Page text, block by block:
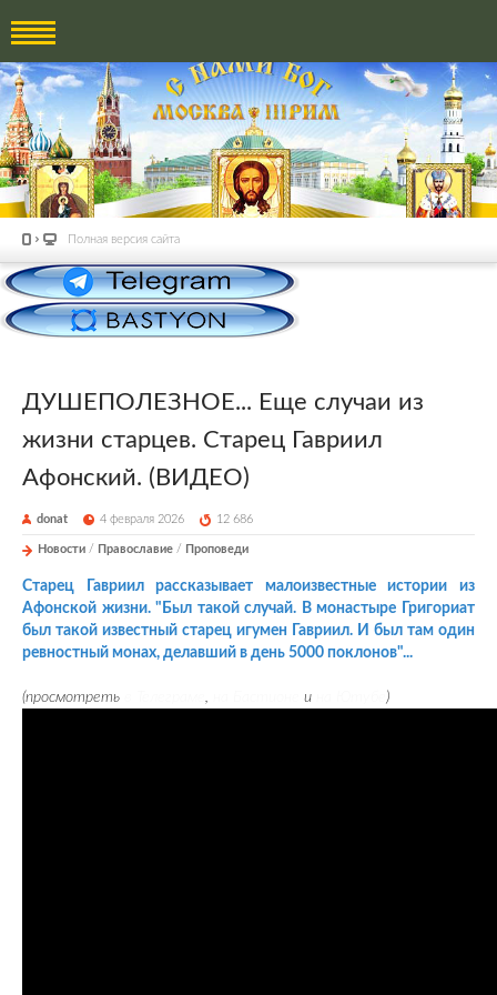
Полная версия сайта
ДУШЕПОЛЕЗНОЕ... Еще случаи из
жизни старцев. Старец Гавриил
Афонский. (ВИДЕО)
donat 4 февраля 2026 12 686
Новости / Православие / Проповеди
Старец Гавриил рассказывает малоизвестные истории из
Афонской жизни. "Был такой случай. В монастыре Григориат
был такой известный старец игумен Гавриил. И был там один
ревностный монах, делавший в день 5000 поклонов"...
(просмотреть и )